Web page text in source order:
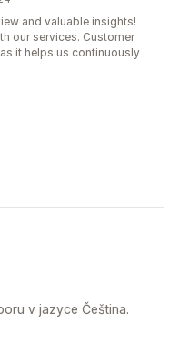
and valuable insights!
our services. Customer
it helps us continuously
v jazyce Čeština.